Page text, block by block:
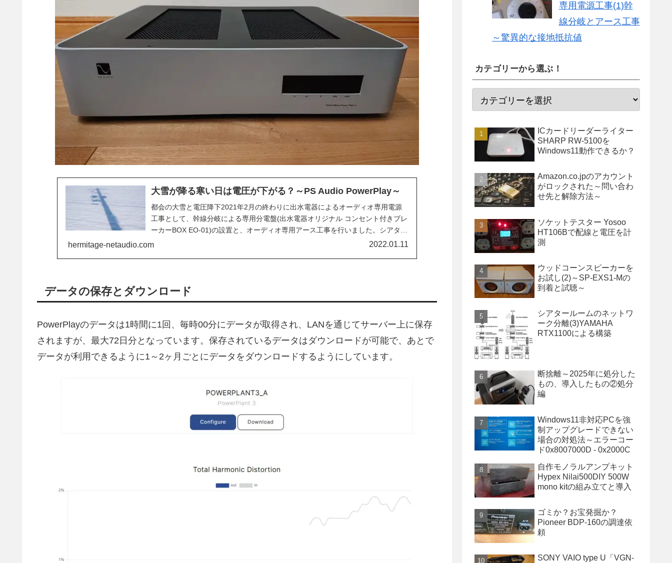
大雪が降る寒い日は電圧が下がる？～PS Audio PowerPlay～
都会の大雪と電圧降下2021年2月の終わりに出水電器によるオーディオ専用電源
工事として、幹線分岐による専用分電盤(出水電器オリジナル コンセント付きブレ
ーカーBOX EO-01)の設置と、オーディオ専用アース工事を行いました。シアター
ルーム...
hermitage-netaudio.com 2022.01.11
データの保存とダウンロード
PowerPlayのデータは1時間に1回、毎時00分にデータが取得され、LANを通じてサーバー上に保存
されますが、最大72日分となっています。保存されているデータはダウンロードが可能で、あとで
データが利用できるように1～2ヶ月ごとにデータをダウンロードするようにしています。
専用電源工事(1)幹
線分岐とアース工事
～驚異的な接地抵抗値
カテゴリーから選ぶ！
ICカードリーダーライター
SHARP RW-5100を
Windows11動作できるか？
Amazon.co.jpのアカウント
がロックされた～問い合わ
せ先と解除方法～
ソケットテスター Yosoo
HT106Bで配線と電圧を計
測
ウッドコーンスピーカーを
お試し(2)～SP-EXS1-Mの
到着と試聴～
シアタールームのネットワ
ーク分離(3)YAMAHA
RTX1100による構築
断捨離～2025年に処分した
もの、導入したもの②処分
編
Windows11非対応PCを強
制アップグレードできない
場合の対処法～エラーコー
ド0x8007000D - 0x2000C
自作モノラルアンプキット
Hypex Nilai500DIY 500W
mono kitの組み立てと導入
ゴミか？お宝発掘か？
Pioneer BDP-160の調達依
頼
SONY VAIO type U「VGN-